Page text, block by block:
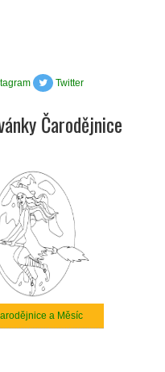
Twitter
Čarodějnice
a Měsíc